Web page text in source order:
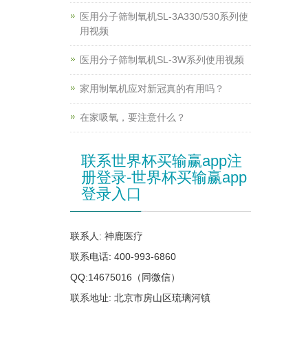
医用分子筛制氧机SL-3A330/530系列使
用视频
医用分子筛制氧机SL-3W系列使用视频
家用制氧机应对新冠真的有用吗？
在家吸氧，要注意什么？
联系世界杯买输赢app注
册登录-世界杯买输赢app
登录入口
联系人: 神鹿医疗
联系电话: 400-993-6860
QQ:14675016（同微信）
联系地址: 北京市房山区琉璃河镇